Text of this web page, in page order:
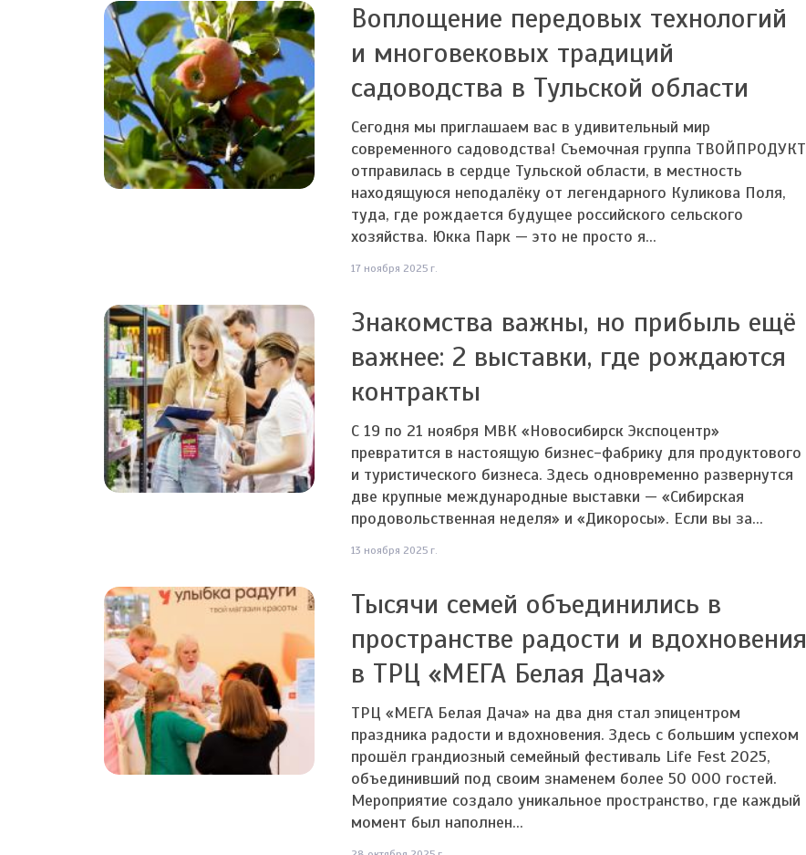
Воплощение передовых технологий
и многовековых традиций
садоводства в Тульской области
Сегодня мы приглашаем вас в удивительный мир
современного садоводства! Съемочная группа ТВОЙПРОДУКТ
отправилась в сердце Тульской области, в местность
находящуюся неподалёку от легендарного Куликова Поля,
туда, где рождается будущее российского сельского
хозяйства. Юкка Парк — это не просто я...
17 ноября 2025 г.
Знакомства важны, но прибыль ещё
важнее: 2 выставки, где рождаются
контракты
С 19 по 21 ноября МВК «Новосибирск Экспоцентр»
превратится в настоящую бизнес-фабрику для продуктового
и туристического бизнеса. Здесь одновременно развернутся
две крупные международные выставки — «Сибирская
продовольственная неделя» и «Дикоросы». Если вы за...
13 ноября 2025 г.
Тысячи семей объединились в
пространстве радости и вдохновения
в ТРЦ «МЕГА Белая Дача»
ТРЦ «МЕГА Белая Дача» на два дня стал эпицентром
праздника радости и вдохновения. Здесь с большим успехом
прошёл грандиозный семейный фестиваль Life Fest 2025,
объединивший под своим знаменем более 50 000 гостей.
Мероприятие создало уникальное пространство, где каждый
момент был наполнен...